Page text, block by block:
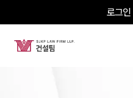
로그인